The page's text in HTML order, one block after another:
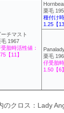
ーチマスト
毛 1967
胎時活性値：
【11】
栗毛
種付け
1.25【13
栗毛
仔受胎
1.50【6】
のクロス：Lady